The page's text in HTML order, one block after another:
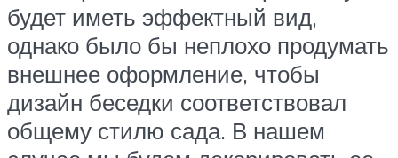
будет иметь эффектный вид,
однако было бы неплохо продумать
внешнее оформление, чтобы
дизайн беседки соответствовал
общему стилю сада. В нашем